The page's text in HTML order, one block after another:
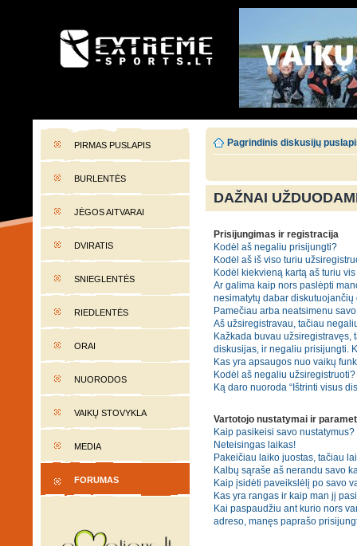
EXTREME-SPORTS.LT
PIRMAS PUSLAPIS
BURLENTĖS
JĖGOS AITVARAI
DVIRATIS
SNIEGLENTĖS
RIEDLENTĖS
ORAI
NUORODOS
VAIKŲ STOVYKLA
MEDIA
FORUMAS
Pagrindinis diskusijų
DAŽNAI
Prisijungimas ir registracija
Kodėl aš negaliu prisijungti?
Kodėl aš iš viso turiu
Kodėl kiekvieną kartą aš turiu
Ar galima kaip nors paslėpti
nesimatytų dabar
Pamečiau arba neatsimenu
Aš užsiregistravau, tačiau
Kažkada buvau užsiregistravęs,
diskusijas, ir negaliu prisijungti.
Kas yra apsaugos nuo vaikų
Kodėl aš negaliu užsiregistruoti?
Ką daro nuoroda “Ištrinti visus
Vartotojo nustatymai ir
Kaip pasikeisi savo nustatymus?
Neteisingas laikas!
Pakeičiau laiko juostas, tačiau
Kalbų sąraše aš nerandu savo
Kaip įsidėti paveikslėlį po savo
Kas yra rangas ir kaip man jį
Kai paspaudžiu ant kurio nors
adreso, manęs paprašo